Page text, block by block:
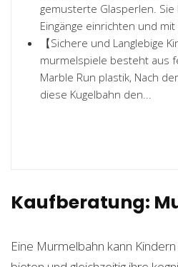
gemusterte Glasperlen.
Eingänge einrichten und mit
【Sichere und Langlebige
murmelspiele besteht aus
Marble Run plastik, Nach
diese Kugelbahn den...
Kaufberatung:
Eine Murmelbahn kann